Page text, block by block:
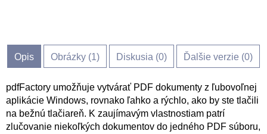
Opis Obrázky (1) Diskusia (0) Ďalšie verzie (0)
pdfFactory umožňuje vytvárať PDF dokumenty z ľubovoľnej
aplikácie Windows, rovnako ľahko a rýchlo, ako by ste tlačili
na bežnú tlačiareň. K zaujímavým vlastnostiam patrí
zlučovanie niekoľkých dokumentov do jedného PDF súboru,